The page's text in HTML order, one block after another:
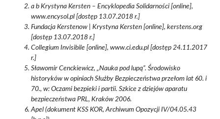
a b Krystyna Kersten – Encyklopedia Solidarności [online],
www.encysol.pl [dostęp 13.07.2018 r.]
Fundacja Kerstenow | Krystyna Kersten [online], kerstens.org
[dostęp 13.07.2018 r.]
Collegium Invisibile [online], www.ci.edu.pl [dostęp 24.11.2017
r.]
Sławomir Cenckiewicz, „Nauka pod lupą”. Środowisko
historyków w opiniach Służby Bezpieczeństwa przełom lat 60. i
70., w: Oczami bezpieki i partii. Szkice z dziejów aparatu
bezpieczeństwa PRL, Kraków 2006.
Apel (dokument KSS KOR, Archiwum Opozycji IV/04.05.43